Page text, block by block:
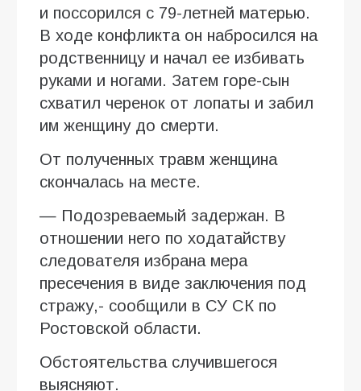
и поссорился с 79-летней матерью.
В ходе конфликта он набросился на
родственницу и начал ее избивать
руками и ногами. Затем горе-сын
схватил черенок от лопаты и забил
им женщину до смерти.
От полученных травм женщина
скончалась на месте.
— Подозреваемый задержан. В
отношении него по ходатайству
следователя избрана мера
пресечения в виде заключения под
стражу,- сообщили в СУ СК по
Ростовской области.
Обстоятельства случившегося
выясняют.